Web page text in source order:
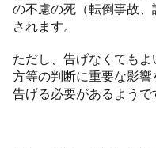
の不慮の死（転倒事故
されます。
ただし、告げなくても
方等の判断に重要な影響
告げる必要があるようで